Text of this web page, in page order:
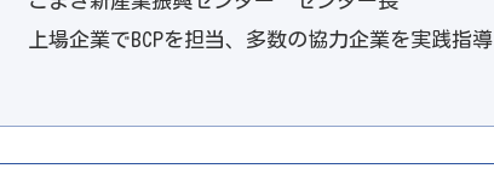
上場企業でBCPを担当、多数の協力企業を実践指導